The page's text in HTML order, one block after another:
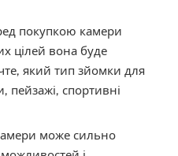
покупкою камери
цілей вона буде
який тип зйомки для
пейзажі, спортивні
може сильно